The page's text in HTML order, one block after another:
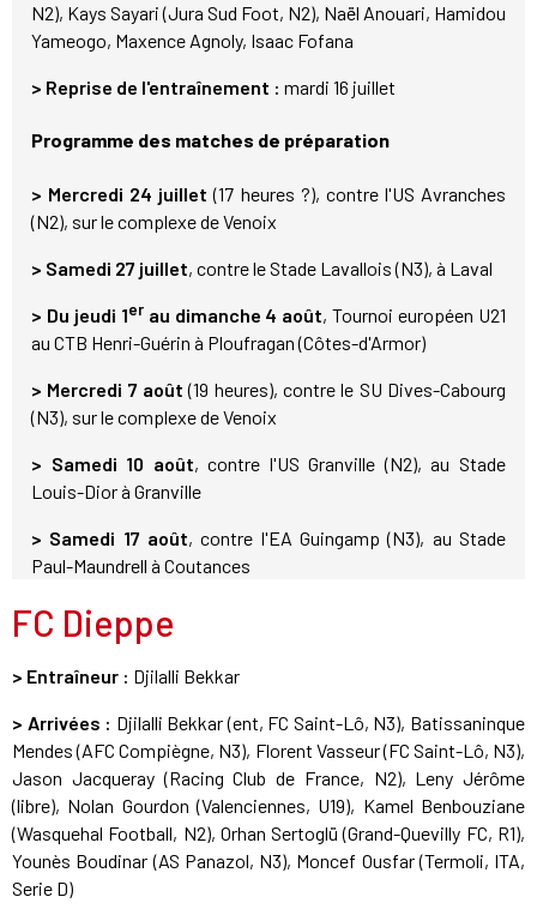
N2), Kays Sayari (Jura Sud Foot, N2), Naël Anouari, Hamidou
Yameogo, Maxence Agnoly, Isaac Fofana
> Reprise de l'entraînement : mardi 16 juillet
Programme des matches de préparation
> Mercredi 24 juillet(17 heures ?), contre l'US Avranches
(N2), sur le complexe de Venoix
> Samedi 27 juillet, contre le Stade Lavallois (N3), à Laval
> Du jeudi 1erau dimanche 4 août, Tournoi européen U21
au CTB Henri-Guérin à Ploufragan (Côtes-d'Armor)
> Mercredi 7 août (19 heures), contre le SU Dives-Cabourg
(N3), sur le complexe de Venoix
> Samedi 10 août, contre l'US Granville (N2), au Stade
Louis-Dior à Granville
> Samedi 17 août, contre l'EA Guingamp (N3), au Stade
Paul-Maundrell à Coutances
FC Dieppe
> Entraîneur : Djilalli Bekkar
> Arrivées : Djilalli Bekkar (ent, FC Saint-Lô, N3), Batissaninque
Mendes (AFC Compiègne, N3), Florent Vasseur (FC Saint-Lô, N3),
Jason Jacqueray (Racing Club de France, N2), Leny Jérôme
(libre), Nolan Gourdon (Valenciennes, U19), Kamel Benbouziane
(Wasquehal Football, N2), Orhan Sertoglü (Grand-Quevilly FC, R1),
Younès Boudinar (AS Panazol, N3), Moncef Ousfar (Termoli, ITA,
Serie D)